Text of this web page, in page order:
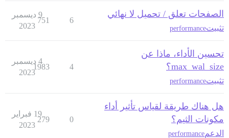
الصفحات تعلق / تحميل لا نهائي
تثبيتperformance
6
751
9 ديسمبر
2023
تحسين الأداء، ماذا عن
max_wal_size؟
تثبيتperformance
4
1983
4 ديسمبر
2023
هل هناك طريقة لقياس تأثير أداء
مكونات الثيم؟
الدعمperformance
0
279
19 فبراير
2023